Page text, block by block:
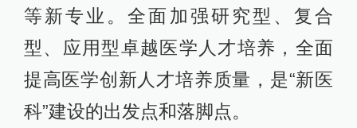
等新专业。全面加强研究型、复合
型、应用型卓越医学人才培养，全面
提高医学创新人才培养质量，是“新医
科”建设的出发点和落脚点。